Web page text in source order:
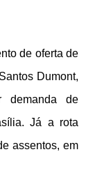
de oferta de
Dumont,
demanda de
Já a rota
assentos, em